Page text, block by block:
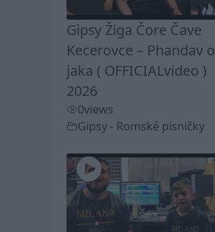
Gipsy Žiga Čore Čave
Kecerovce – Phandav o
jaka ( OFFICIALvideo )
2026
0views
Gipsy - Romské písničky